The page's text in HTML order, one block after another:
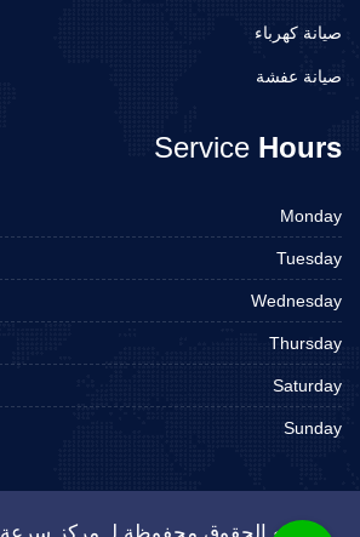
صيانة كهرباء
صيانة عفشة
Service Hours
Monday
Tuesday
Wednesday
Thursday
Saturday
Sunday